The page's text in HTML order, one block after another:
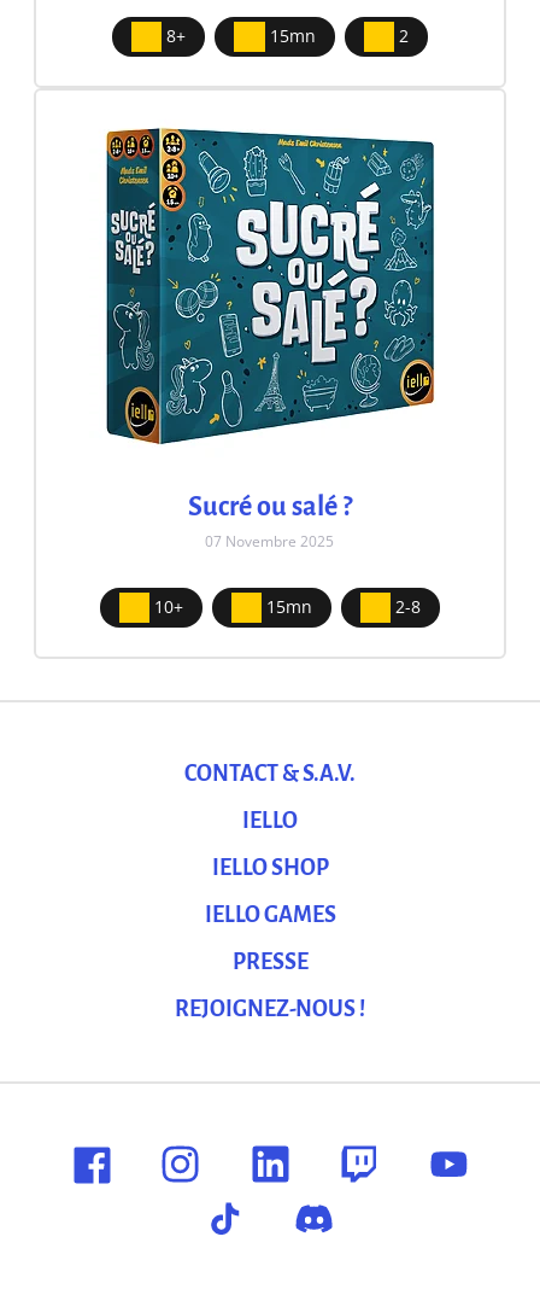
8+ 15mn 2
Sucré ou salé ?
07 Novembre 2025
10+ 15mn 2-8
CONTACT & S.A.V.
IELLO
IELLO SHOP
IELLO GAMES
PRESSE
REJOIGNEZ-NOUS !